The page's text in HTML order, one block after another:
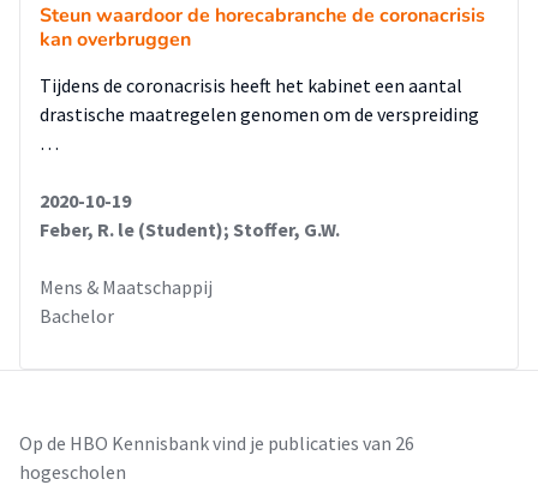
Steun waardoor de horecabranche de coronacrisis
kan overbruggen
Tijdens de coronacrisis heeft het kabinet een aantal
drastische maatregelen genomen om de verspreiding
…
2020-10-19
Feber, R. le (Student); Stoffer, G.W.
Mens & Maatschappij
Bachelor
Op de HBO Kennisbank vind je publicaties van 26
hogescholen